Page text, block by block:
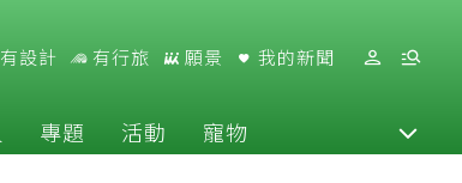
有設計 有行旅 願景 我的新聞
專題 活動 寵物